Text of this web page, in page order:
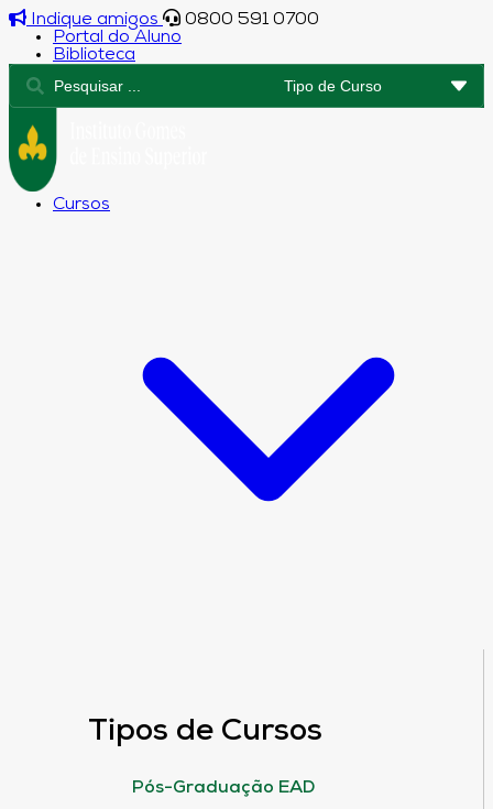
Indique amigos
0800 591 0700
Portal do Aluno
Biblioteca
Cursos
Tipos de Cursos
Pós-Graduação EAD